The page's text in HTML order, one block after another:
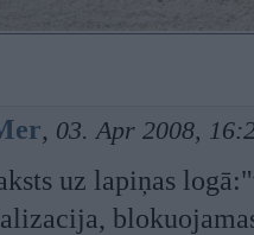
, 03. Apr 2008,
uz lapiņas